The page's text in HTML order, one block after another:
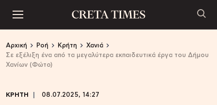
Αρχική Ροή Κρήτη
Χανιά
Σε εξέλιξη ένα από τα μεγαλύτερα εκπαιδευτικά έργα του Δήμου
Χανίων (Φώτο)
ΚΡΗΤΗ 08.07.2025, 14:27